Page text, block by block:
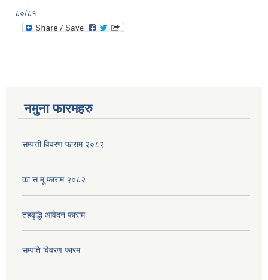
८०/८१
नमुना फारमहरु
सम्पत्ती विवरण फाराम २०८२
का स मू फाराम २०८२
तहवृद्धि आवेदन फाराम
सम्पति विवरण फारम